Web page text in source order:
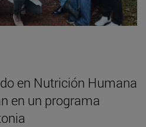
en Nutrición Humana
en un programa